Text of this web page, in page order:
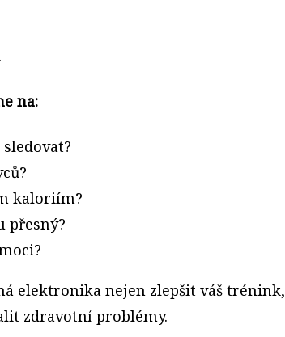
na:
kaloriím?
přesný?
elektronika nejen zlepšit váš trénink,
zdravotní problémy.